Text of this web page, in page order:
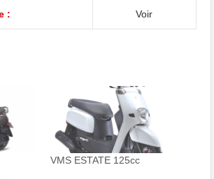
: Voir
VMS ESTATE 125cc